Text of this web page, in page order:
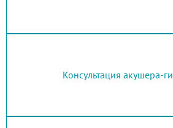
Консультация акушера-